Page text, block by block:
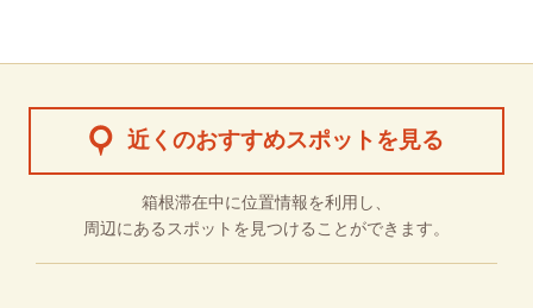
近くのおすすめスポットを見る
箱根滞在中に位置情報を利用し、
周辺にあるスポットを見つけることができます。